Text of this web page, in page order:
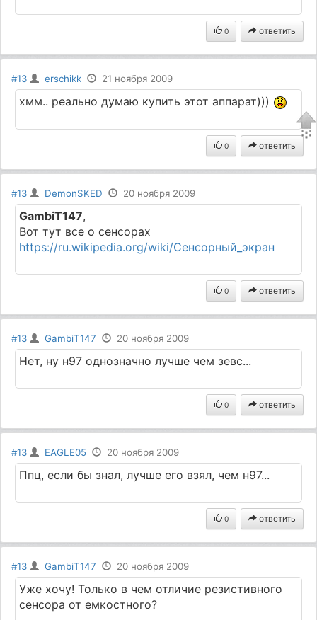
0 ответить
#13 erschikk 21 ноября 2009
хмм.. реально думаю купить этот аппарат)))
0 ответить
#13 DemonSKED 20 ноября 2009
GambiT147,
Вот тут все о сенсорах
https://ru.wikipedia.org/wiki/Сенсорный_экран
0 ответить
#13 GambiT147 20 ноября 2009
Нет, ну н97 однозначно лучше чем зевс...
0 ответить
#13 EAGLE05 20 ноября 2009
Ппц, если бы знал, лучше его взял, чем н97...
0 ответить
#13 GambiT147 20 ноября 2009
Уже хочу! Только в чем отличие резистивного
сенсора от емкостного?